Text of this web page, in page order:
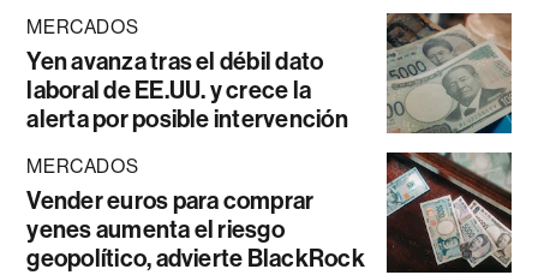
MERCADOS
Yen avanza tras el débil dato
laboral de EE.UU. y crece la
alerta por posible intervención
MERCADOS
Vender euros para comprar
yenes aumenta el riesgo
geopolítico, advierte BlackRock